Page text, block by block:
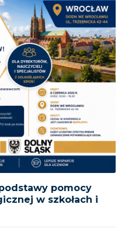
pomocy
w szkołach i